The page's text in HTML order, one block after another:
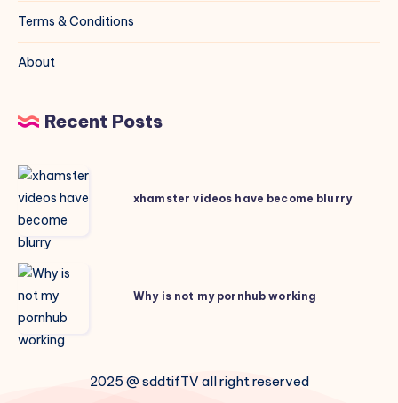
Terms & Conditions
About
Recent Posts
xhamster
videos
have
become
blurry
xhamster videos have become blurry
Why
is
not
my
Why is not my pornhub working
2025 @ sddtifTV all right reserved